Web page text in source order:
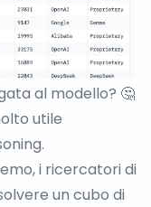
al modello? 🤔
utile
i ricercatori di
un cubo di